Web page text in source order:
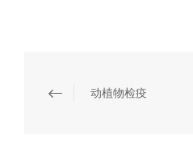
动植物检疫